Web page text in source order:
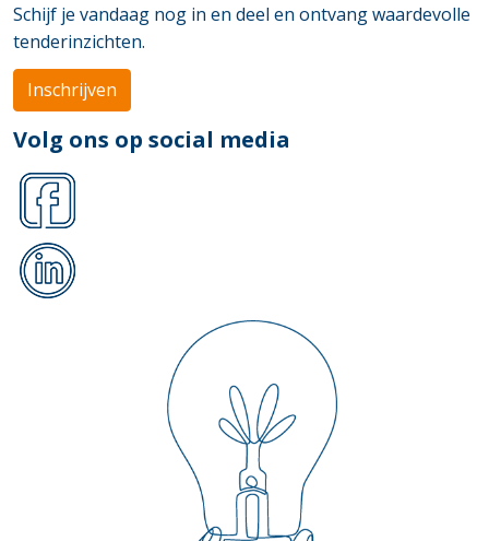
Schijf je vandaag nog in en deel en ontvang waardevolle
tenderinzichten.
Inschrijven
Volg ons op social media